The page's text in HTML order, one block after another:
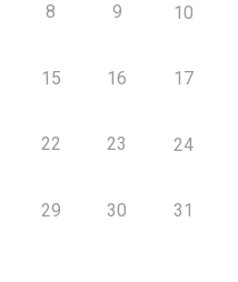
8 9 10
15 16 17
22 23 24
29 30 31